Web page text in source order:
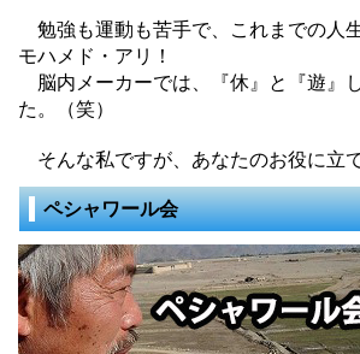
勉強も運動も苦手で、これまでの人
モハメド・アリ！
脳内メーカーでは、『休』と『遊』
た。（笑）
そんな私ですが、あなたのお役に立
ペシャワール会